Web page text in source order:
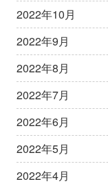
2022年10月
2022年9月
2022年8月
2022年7月
2022年6月
2022年5月
2022年4月